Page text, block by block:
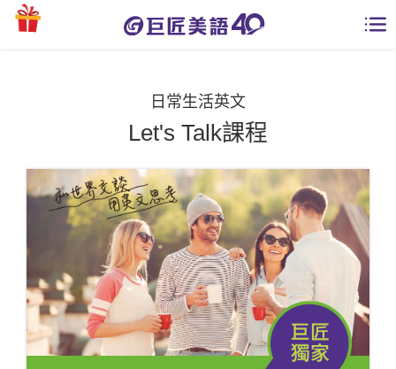
日語課程總表
英文課程總表
商用英文
英文檢定
全國分校
免費資源
英文部落格
師資團隊
日常生活英文
Let's Talk課程